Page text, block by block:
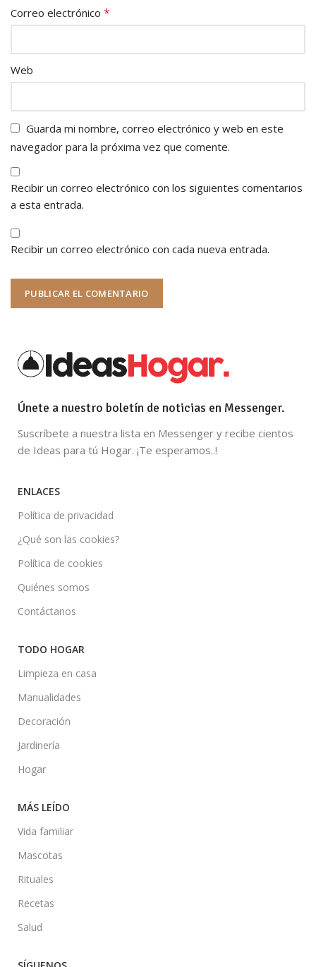
Correo electrónico *
Web
Guarda mi nombre, correo electrónico y web en este
navegador para la próxima vez que comente.
Recibir un correo electrónico con los siguientes comentarios
a esta entrada.
Recibir un correo electrónico con cada nueva entrada.
Únete a nuestro boletín de noticias en Messenger.
Suscríbete a nuestra lista en Messenger y recibe cientos
de Ideas para tú Hogar. ¡Te esperamos..!
ENLACES
Política de privacidad
¿Qué son las cookies?
Política de cookies
Quiénes somos
Contáctanos
TODO HOGAR
Limpieza en casa
Manualidades
Decoración
Jardinería
Hogar
MÁS LEÍDO
Vida familiar
Mascotas
Rituales
Recetas
Salud